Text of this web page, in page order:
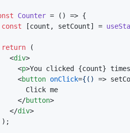
Counter = ( ) => {
const [count, setCount] =
return (
<div>
<p>You clicked {count} times
<button onClick={() =>
Click me
</button>
</div>